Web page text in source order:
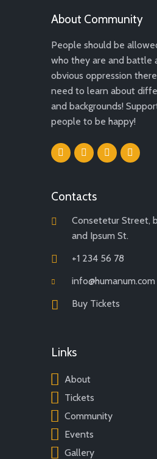
About Community
People should be
who they are and battle
obvious oppression
need to learn about
and backgrounds!
people to be happy!
Contacts
Consetetur Street,
and Ipsum St.
+1 234 56 78
info@humanum.com
Buy Tickets
Links
About
Tickets
Community
Events
Gallery